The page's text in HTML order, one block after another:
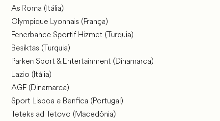
As Roma (Itália)
Olympique Lyonnais (França)
Fenerbahce Sportif Hizmet (Turquia)
Besiktas (Turquia)
Parken Sport & Entertainment (Dinamarca)
Lazio (Itália)
AGF (Dinamarca)
Sport Lisboa e Benfica (Portugal)
Teteks ad Tetovo (Macedônia)